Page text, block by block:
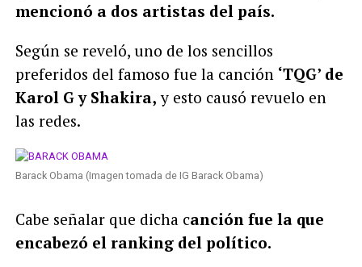
mencionó a dos artistas del país.
Según se reveló, uno de los sencillos
preferidos del famoso fue la canción ‘TQG’ de
Karol G y Shakira, y esto causó revuelo en
las redes.
Barack Obama (Imagen tomada de IG Barack Obama)
Cabe señalar que dicha canción fue la que
encabezó el ranking del político.